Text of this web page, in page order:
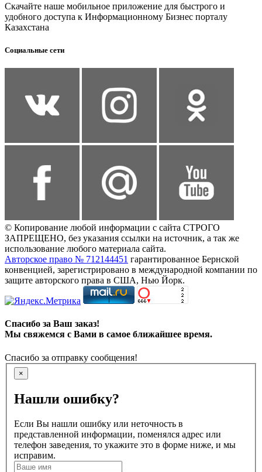
Скачайте наше мобильное приложение для быстрого и
удобного доступа к Информационному Бизнес порталу
Казахстана
Социальные сети
© Копирование любой информации с сайта СТРОГО
ЗАПРЕЩЕНО, без указания ссылки на источник, а так же
использование любого материала сайта.
Авторское право № 712144451 гарантированное Бернской
конвенцией, зарегистрировано в международной компании по
защите авторского права в США, Нью Йорк.
Спасибо за Ваш заказ!
Мы свяжемся с Вами в самое ближайшее время.
Спасибо за отправку сообщения!
×
Нашли ошибку?
Если Вы нашли ошибку или неточность в
представленной информации, поменялся адрес или
телефон заведения, то укажите это в форме ниже, и мы
исправим.